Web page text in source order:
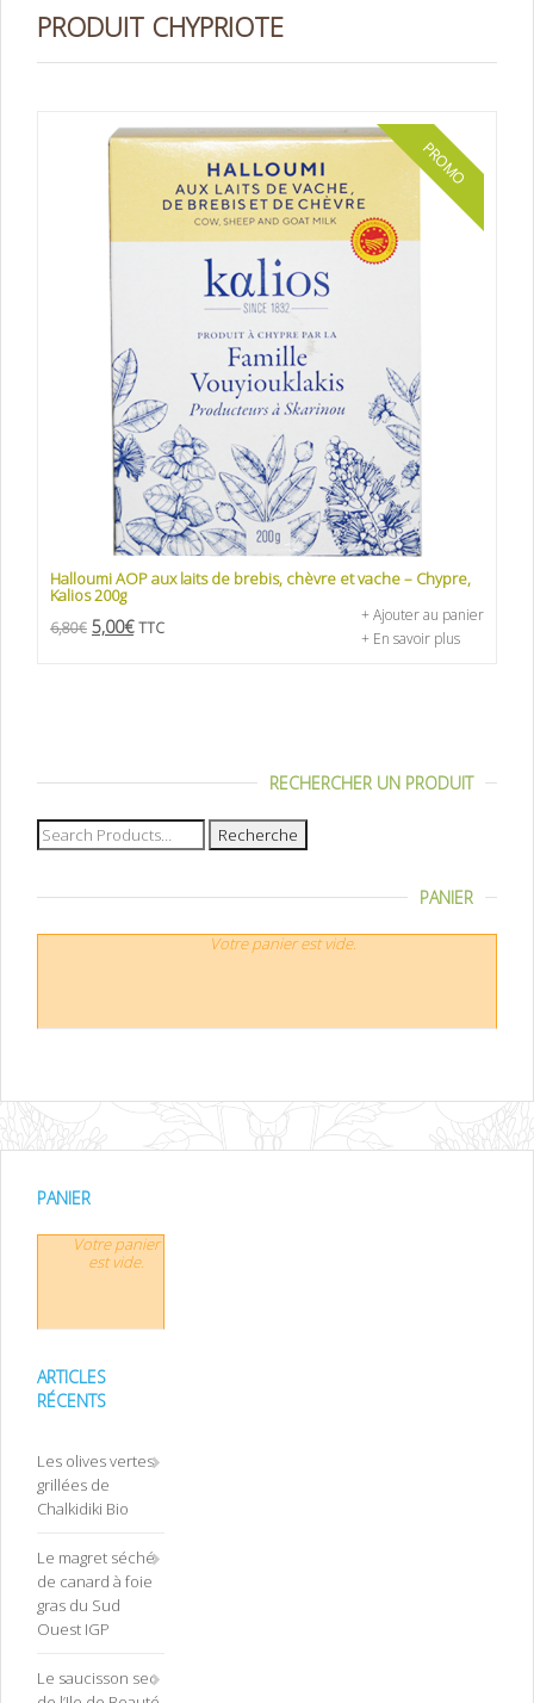
PRODUIT CHYPRIOTE
PROMO
Halloumi AOP aux laits de brebis, chèvre et vache – Chypre,
Kalios 200g
6,80€ 5,00€ TTC
+ Ajouter au panier
+ En savoir plus
RECHERCHER UN PRODUIT
Recherche
pour :
PANIER
Votre panier est vide.
PANIER
Votre panier
est vide.
ARTICLES
RÉCENTS
Les olives vertes
grillées de
Chalkidiki Bio
Le magret séché
de canard à foie
gras du Sud
Ouest IGP
Le saucisson sec